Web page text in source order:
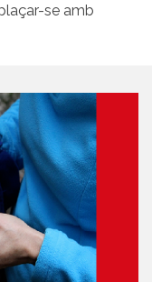
se amb